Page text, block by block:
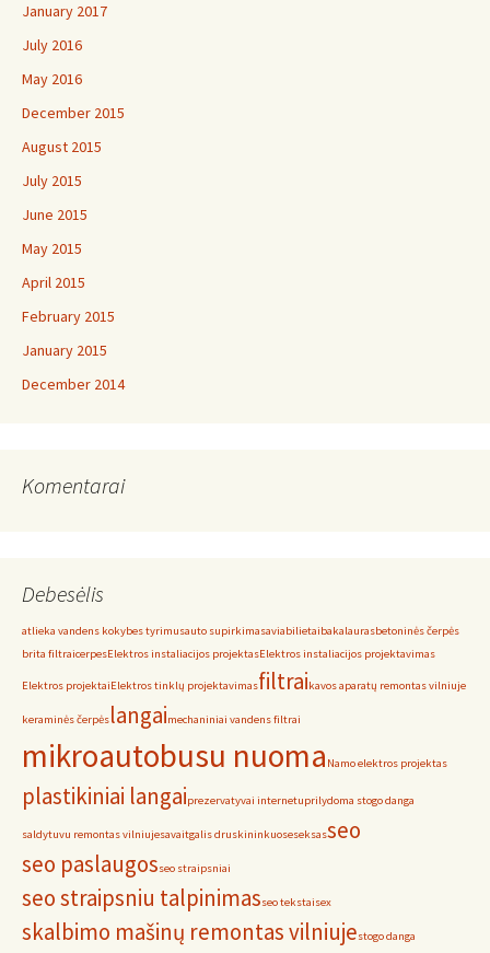
January 2017
July 2016
May 2016
December 2015
August 2015
July 2015
June 2015
May 2015
April 2015
February 2015
January 2015
December 2014
Komentarai
Debesėlis
atlieka vandens kokybes tyrimusauto supirkimasaviabilietaibakalaurasbetoninės čerpės
brita filtraicerpesElektros instaliacijos projektasElektros instaliacijos projektavimas
Elektros projektaiElektros tinklų projektavimasfiltraikavos aparatų remontas vilniuje
keraminės čerpėslangaimechaniniai vandens filtrai
mikroautobusu nuoma Namo elektros projektas
plastikiniai langaiprezervatyvai internetuprilydoma stogo danga
saldytuvu remontas vilniujesavaitgalis druskininkuoseseksasseo
seo paslaugosseo straipsniai
seo straipsniu talpinimasseo tekstaisex
skalbimo mašinų remontas vilniujestogo danga